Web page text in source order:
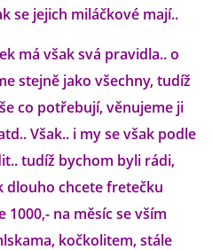
DŮCHODCŮ
se jejich miláčkové mají..
má však svá pravidla.. o
stejně jako všechny, tudíž
co potřebují, věnujeme ji
Však.. i my se však podle
tudíž bychom byli rádi,
dlouho chcete fretečku
1000,- na měsíc se vším
kočkolitem, stále